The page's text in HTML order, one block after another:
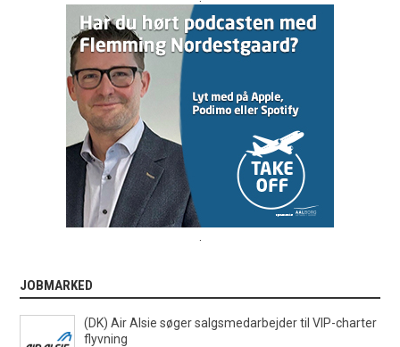
JOBMARKED
(DK) Air Alsie søger salgsmedarbejder til VIP-charter
flyvning